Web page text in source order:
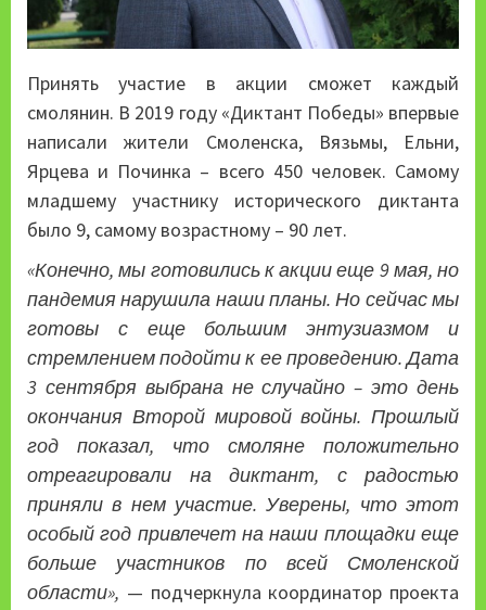
Принять участие в акции сможет каждый
смолянин. В 2019 году «Диктант Победы» впервые
написали жители Смоленска, Вязьмы, Ельни,
Ярцева и Починка – всего 450 человек. Самому
младшему участнику исторического диктанта
было 9, самому возрастному – 90 лет.
«Конечно, мы готовились к акции еще 9 мая, но
пандемия нарушила наши планы. Но сейчас мы
готовы с еще большим энтузиазмом и
стремлением подойти к ее проведению. Дата
3 сентября выбрана не случайно – это день
окончания Второй мировой войны. Прошлый
год показал, что смоляне положительно
отреагировали на диктант, с радостью
приняли в нем участие. Уверены, что этот
особый год привлечет на наши площадки еще
больше участников по всей Смоленской
области», — подчеркнула координатор проекта